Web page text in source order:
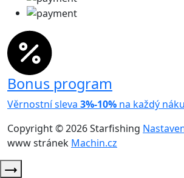
Bonus program
Věrnostní sleva 3%-10% na každý
Copyright © 2026 Starfishing
www stránek Machin.cz